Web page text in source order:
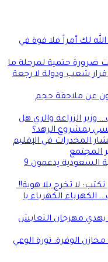
الله لك أمراً فلا قوة في
ضرورة حتمية لمرحلة ما
شعب ودولة لا رجعة
عن ملاحقة حجم
الزراعة والري هل
بمشروع الرهد؟
المخدرات في الإقليم
المجتمع
ابناء الحصاحيصا بالمملكة العربية السعودية يدعمون 9
تكتب: لا تخرج بلا هوية!!
الكهرباء يا
يهدي مهرجان التعايش
الوفرة: ثورة الوعي